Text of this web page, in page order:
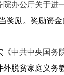
院办公厅关于进
励。奖励资
《中共中央国务
脱贫家庭义务